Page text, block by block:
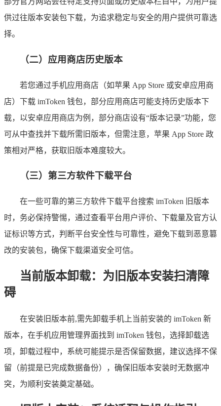
供过往版本安装包下载，为追求稳定与安全的用户提供可靠选
择。
（二）应用商店历史版本
若您通过手机应用商店（如苹果 App Store 或安卓应用商
店）下载 imToken 钱包，部分应用商店可能支持历史版本下
载，以安卓应用商店为例，部分商店设有“版本记录”功能，您
可从中查找并下载所需旧版本，但需注意，苹果 App Store 政
策相对严格，获取旧版本难度较大。
（三）第三方软件下载平台
在一些可靠的第三方软件下载平台搜索 imToken 旧版本
时，务必保持警惕，通过查看平台用户评价、下载量及官方认
证标识等方式，判断平台安全性与可靠性，避免下载到恶意篡
改的安装包，确保下载渠道安全可信。
当前版本卸载：为旧版本安装扫清障
碍
在安装旧版本前,需先卸载手机上当前安装的 imToken 新
版本，在手机应用管理界面找到 imToken 钱包，选择卸载选
项，卸载过程中，系统可能提示是否保留数据，建议选择不保
留（前提是已完成数据备份），确保旧版本安装时无数据冲
突，为顺利安装奠定基础。